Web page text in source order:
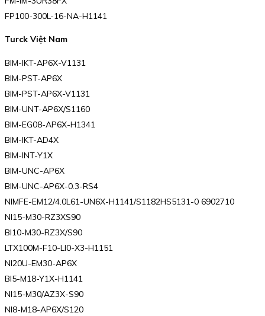
FP100-300L-16-NA-H1141
Turck Việt Nam
BIM-IKT-AP6X-V1131
BIM-PST-AP6X
BIM-PST-AP6X-V1131
BIM-UNT-AP6X/S1160
BIM-EG08-AP6X-H1341
BIM-IKT-AD4X
BIM-INT-Y1X
BIM-UNC-AP6X
BIM-UNC-AP6X-0.3-RS4
NIMFE-EM12/4.0L61-UN6X-H1141/S1182HS5131-0 6902710
NI15-M30-RZ3XS90
BI10-M30-RZ3X/S90
LTX100M-F10-LI0-X3-H1151
NI20U-EM30-AP6X
BI5-M18-Y1X-H1141
NI15-M30/AZ3X-S90
NI8-M18-AP6X/S120